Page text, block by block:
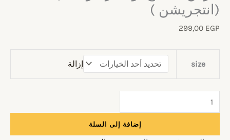
(انتجريشن )
299,00 EGP
size إزالة
إضافة إلى السلة